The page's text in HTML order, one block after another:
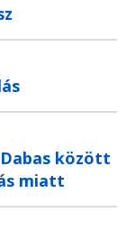
között
miatt